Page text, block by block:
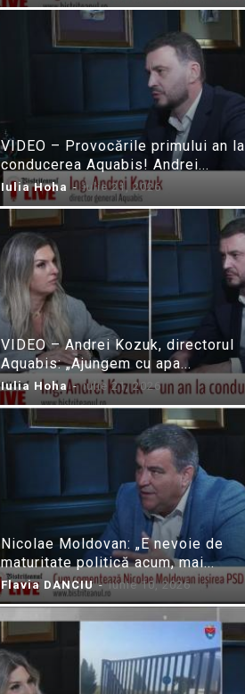
VIDEO – Provocările primului an la
conducerea Aquabis! Andrei...
Iulia Hoha - iulie 21, 2026
VIDEO – Andrei Kozuk, directorul
Aquabis: „Ajungem cu apa...
Iulia Hoha - iulie 21, 2026
Nicolae Moldovan: „E nevoie de
maturitate politică acum, mai...
Flavia DANCIU - iunie 10, 2026